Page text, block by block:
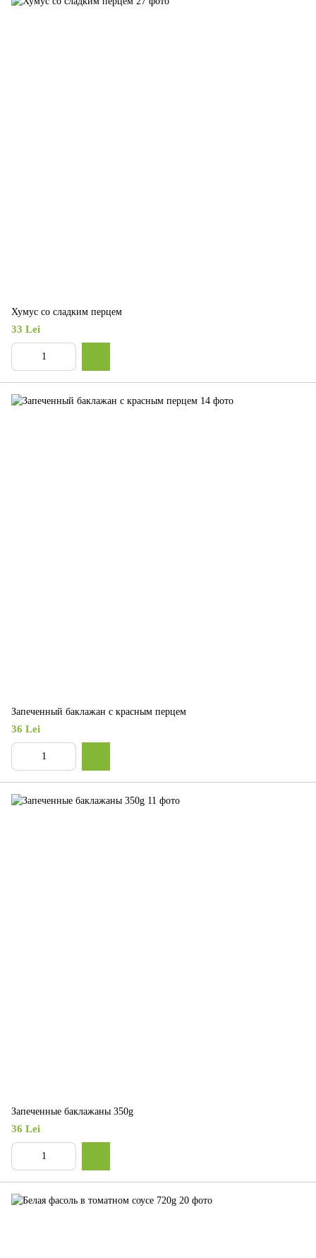
Хумус со сладким перцем
33 Lei
Запеченный баклажан с красным перцем
36 Lei
Запеченные баклажаны 350g
36 Lei